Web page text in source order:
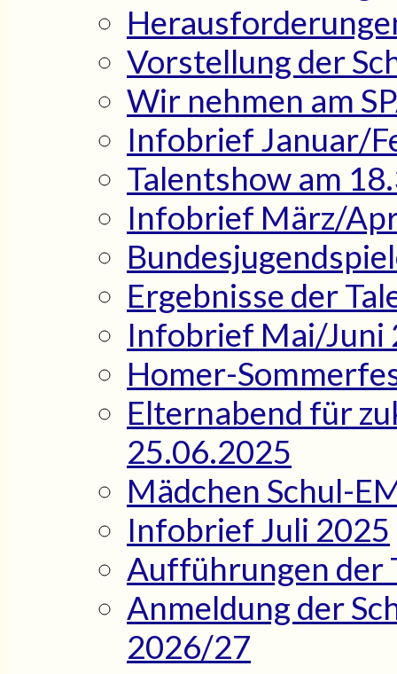
Vorstellung der
Wir nehmen am
Infobrief Januar/
Talentshow am
Infobrief März/
Ergebnisse der
Infobrief Mai/Juni
Homer-
Elternabend für
25.06.2025
Mädchen Schul-
Infobrief Juli 2025
Aufführungen der
Anmeldung der
2026/27